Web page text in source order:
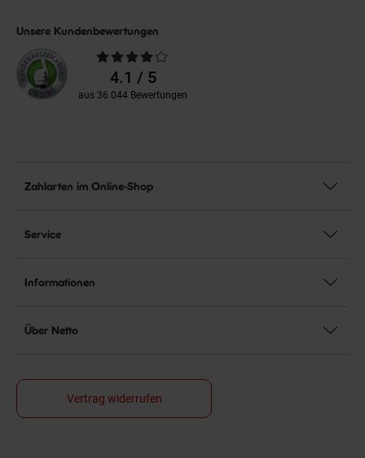
Unsere Kundenbewertungen
Durchschnittliche
Bewertungen4.1 / 5
aus 36.044 Bewertungen
Zahlarten im Online-Shop
Service
Informationen
Über Netto
Vertrag widerrufen